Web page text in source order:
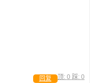
顶: 0 踩: 0
回复